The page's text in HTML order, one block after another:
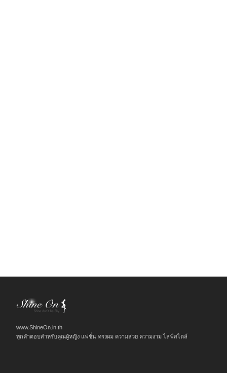
www.ShineOn.in.th
ทุกคำตอบสำหรับคุณผู้หญิง แฟชั่น ทรงผม ความสวย ความงาม ไลฟ์สไตล์